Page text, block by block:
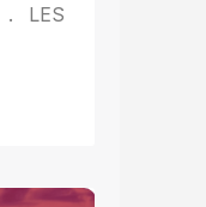
. LES